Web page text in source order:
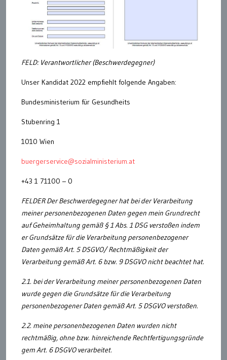
FELD: Verantwortlicher (Beschwerdegegner)
Unser Kandidat 2022 empfiehlt folgende Angaben:
Bundesministerium für Gesundheits
Stubenring 1
1010 Wien
buergerservice@sozialministerium.at
+43 1 71100 – 0
FELDER Der Beschwerdegegner hat bei der Verarbeitung
meiner personenbezogenen Daten gegen mein Grundrecht
auf Geheimhaltung gemäß § 1 Abs. 1 DSG verstoßen indem
er Grundsätze für die Verarbeitung personenbezogener
Daten gemäß Art. 5 DSGVO/ Rechtmäßigkeit der
Verarbeitung gemäß Art. 6 bzw. 9 DSGVO nicht beachtet hat.
2.1. bei der Verarbeitung meiner personenbezogenen Daten
wurde gegen die Grundsätze für die Verarbeitung
personenbezogener Daten gemäß Art. 5 DSGVO verstoßen.
2.2. meine personenbezogenen Daten wurden nicht
rechtmäßig, ohne bzw. hinreichende Rechtfertigungsgründe
gem Art. 6 DSGVO verarbeitet.